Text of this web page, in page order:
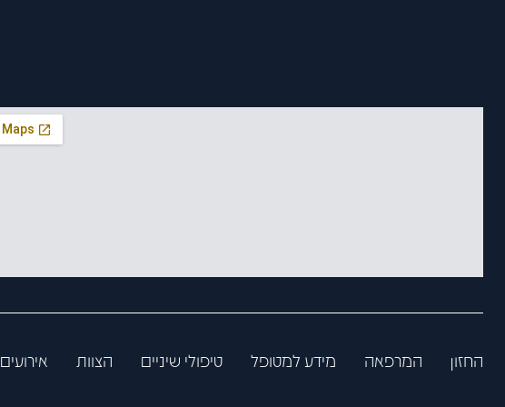
החזון המרפאה מידע למטופל טיפולי שיניים הצוות אירועים